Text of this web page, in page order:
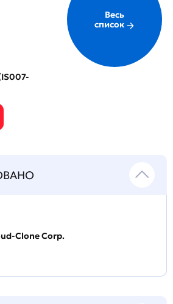
Весь
список
Clone Corp.